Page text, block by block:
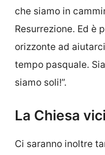
che siamo in
Resurrezione. Ed è
orizzonte ad
tempo pasquale.
siamo soli!”.
La Chiesa
Ci saranno inoltre